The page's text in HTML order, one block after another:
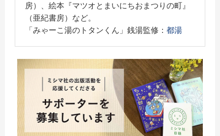
房）、絵本『マツオとまいにちおまつりの町』
（亜紀書房）など。
「みゃーこ湯のトタンくん」銭湯監修： 都湯